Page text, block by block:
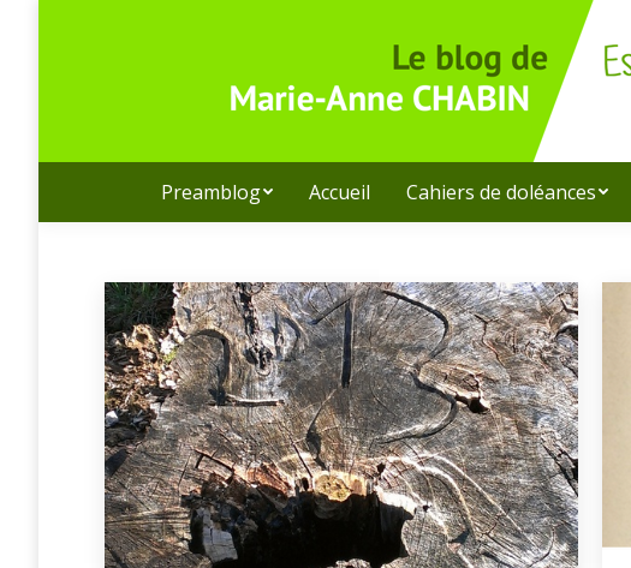
Preamblog Accueil Cahiers de doléances